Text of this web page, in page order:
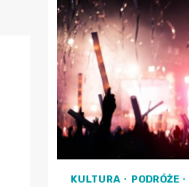
KULTURA PODRÓŻE